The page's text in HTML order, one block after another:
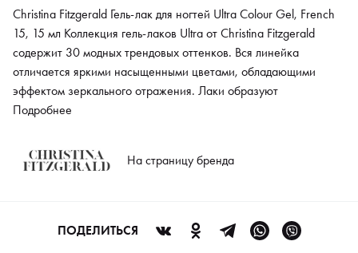
Christina Fitzgerald Гель-лак для ногтей Ultra Colour Gel, French
15, 15 мл Коллекция гель-лаков Ultra от Сhristina Fitzgerald
содержит 30 модных трендовых оттенков. Вся линейка
отличается яркими насыщенными цветами, обладающими
эффектом зеркального отражения. Лаки образуют
суперпрочное покрытие, которое будет держаться в течение
лучшие идеи ведущих химиков-колористов и полностью
безопасная формула. Лаки не обладают резким запахом, на
Подробнее
На страницу бренда
ПОДЕЛИТЬСЯ